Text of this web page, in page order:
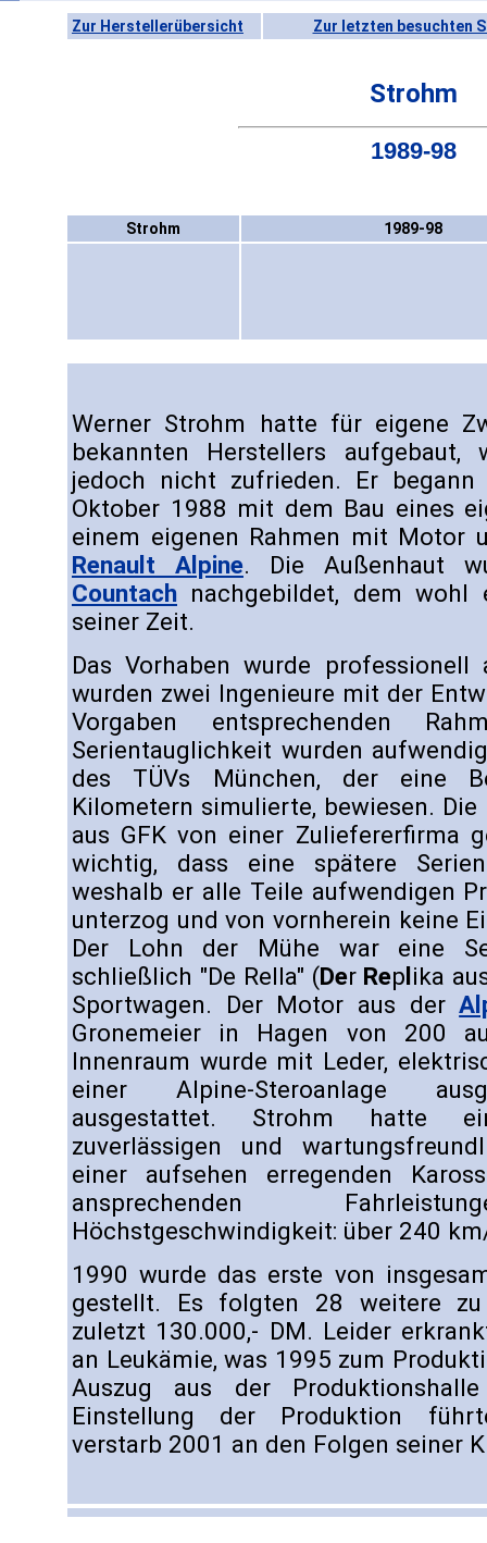
Zur Herstellerübersicht Zur letzten besuchten
Strohm
1989-98
Strohm 1989-98
Werner Strohm hatte für eigene
bekannten Herstellers
jedoch nicht zufrieden. Er
Oktober 1988 mit dem Bau eines
einem eigenen Rahmen mit Motor
Renault Alpine. Die Außenhaut
Countach nachgebildet, dem wohl
seiner Zeit.
Das Vorhaben wurde professionell
wurden zwei Ingenieure mit der
Vorgaben entsprechenden
Serientauglichkeit wurden
des TÜVs München, der eine
Kilometern simulierte, bewiesen.
aus GFK von einer Zuliefererfirma
wichtig, dass eine spätere
weshalb er alle Teile aufwendigen
unterzog und von vornherein keine
Der Lohn der Mühe war eine
schließlich "De Rella" (Der Rep ika
Sportwagen. Der Motor aus der
Gronemeier in Hagen von 200
Innenraum wurde mit Leder,
einer Alpine-Steroanlage
ausgestattet. Strohm hatte
zuverlässigen und
einer aufsehen erregenden
ansprechenden
Höchstgeschwindigkeit: über 240
1990 wurde das erste von
gestellt. Es folgten 28 weitere
zuletzt 130.000,- DM. Leider
an Leukämie, was 1995 zum
Auszug aus der
Einstellung der Produktion
verstarb 2001 an den Folgen seiner